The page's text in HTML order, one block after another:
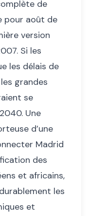
de
pour août de
version
Si les
les délais de
grandes
se
Une
d’une
Madrid
des
et africains,
les
et